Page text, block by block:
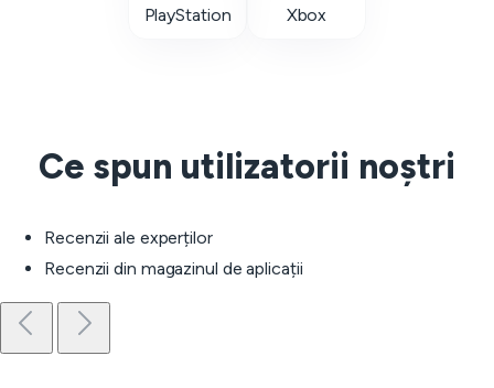
PlayStation
Xbox
Ce spun utilizatorii noștri
Recenzii ale experților
Recenzii din magazinul de aplicații